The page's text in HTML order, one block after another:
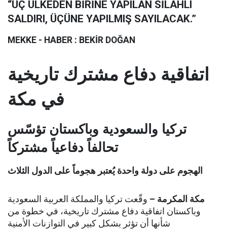
“ÜÇ ÜLKEDEN BİRİNE YAPILAN SİLAHLI
SALDIRI, ÜÇÜNE YAPILMIŞ SAYILACAK.”
MEKKE - HABER : BEKİR DOĞAN
اتفاقية دفاع مشترك تاريخية
في مكة
تركيا والسعودية وباكستان تؤسّس
تحالفاً دفاعياً مشتركاً
الهجوم على دولة واحدة يُعتبر هجوماً على الدول الثلاث
مكة المكرمة – وقّعت تركيا والمملكة العربية السعودية
وباكستان اتفاقية دفاع مشترك تاريخية، في خطوة من
شأنها أن تؤثر بشكل كبير في التوازنات الأمنية